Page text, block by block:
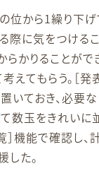
位から1繰り下げ
際に気をつけるこ
らかりることがで
えてもらう。［発
いておき、必要な
て数玉をきれいに
］機能で確認し、
た。